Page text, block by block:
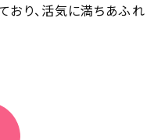
り、活気に満ちあふれ